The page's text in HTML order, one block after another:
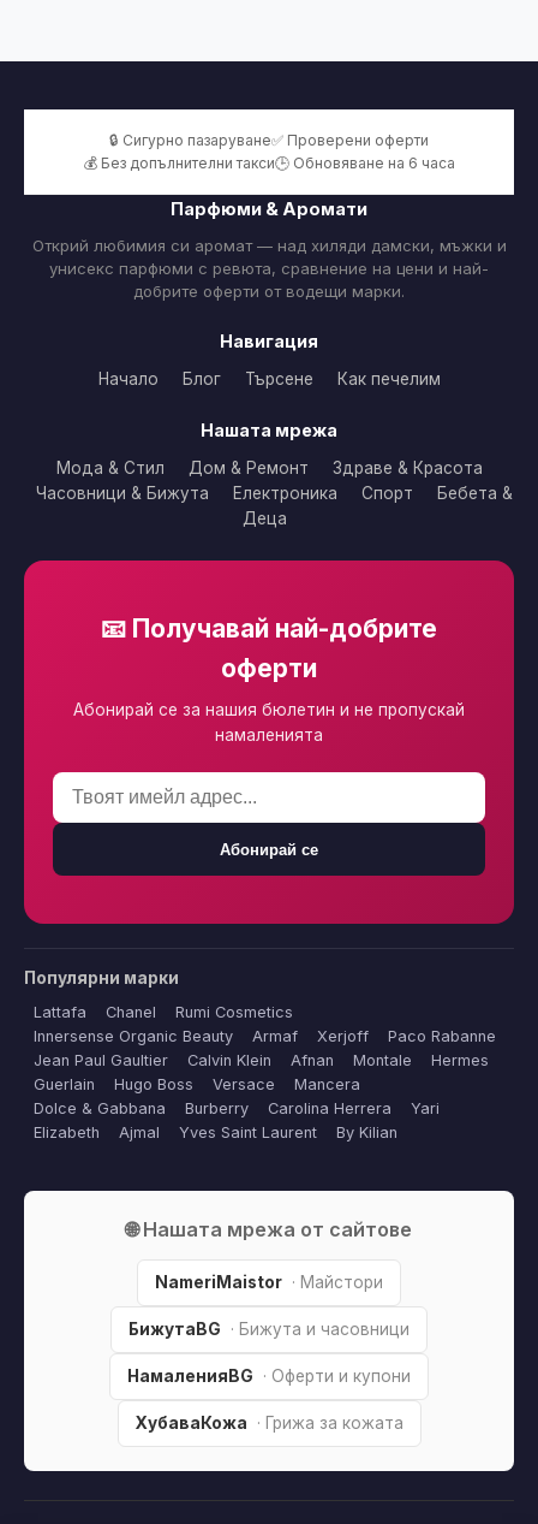
🔒 Сигурно пазаруване✅ Проверени оферти
💰 Без допълнителни такси🕒 Обновяване на 6 часа
Парфюми & Аромати
Открий любимия си аромат — над хиляди дамски, мъжки и
унисекс парфюми с ревюта, сравнение на цени и най-
добрите оферти от водещи марки.
Навигация
Начало Блог Търсене Как печелим
Нашата мрежа
Мода & Стил Дом & Ремонт
Здраве & Красота
Часовници & Бижута
Електроника Спорт
Бебета &
Деца
📧 Получавай най-добрите
оферти
Абонирай се за нашия бюлетин и не пропускай
намаленията
Абонирай се
Популярни марки
Lattafa Chanel
Rumi Cosmetics
Innersense Organic Beauty
Armaf Xerjoff
Paco Rabanne
Jean Paul Gaultier
Calvin Klein Afnan Montale
Hermes
Guerlain
Hugo Boss Versace
Mancera
Dolce & Gabbana
Burberry Carolina Herrera
Yari
Elizabeth
Ajmal Yves Saint Laurent By Kilian
🌐 Нашата мрежа от сайтове
NameriMaistor · Майстори
БижутаBG · Бижута и часовници
НамаленияBG · Оферти и купони
ХубаваКожа · Грижа за кожата